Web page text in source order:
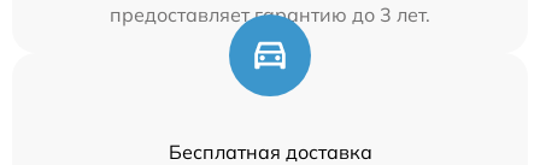
предоставляет гарантию до 3 лет.
Бесплатная доставка